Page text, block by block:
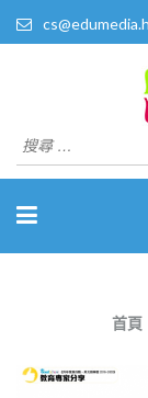
教育傳
首頁